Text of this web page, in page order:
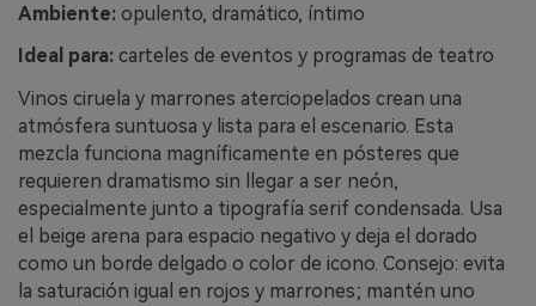
Ambiente: opulento, dramático, íntimo
Ideal para: carteles de eventos y programas de teatro
Vinos ciruela y marrones aterciopelados crean una
atmósfera suntuosa y lista para el escenario. Esta
mezcla funciona magníficamente en pósteres que
requieren dramatismo sin llegar a ser neón,
especialmente junto a tipografía serif condensada. Usa
el beige arena para espacio negativo y deja el dorado
como un borde delgado o color de icono. Consejo: evita
la saturación igual en rojos y marrones; mantén uno